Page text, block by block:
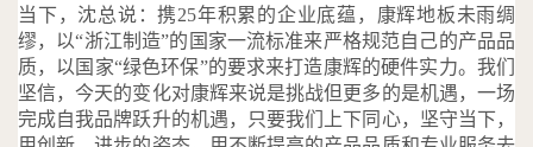
当下，沈总说：携25年积累的企业底蕴，康辉地板未雨绸
缪，以“浙江制造”的国家一流标准来严格规范自己的产品品
质，以国家“绿色环保”的要求来打造康辉的硬件实力。我们
坚信，今天的变化对康辉来说是挑战但更多的是机遇，一场
完成自我品牌跃升的机遇，只要我们上下同心，坚守当下，